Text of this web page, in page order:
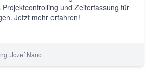
und Zeiterfassung für
Jetzt mehr erfahren!
Jozef Nano